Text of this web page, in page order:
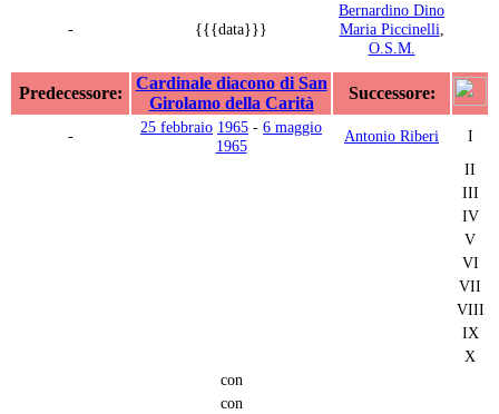
- {{{data}}}
Bernardino Dino
Maria Piccinelli,
O.S.M.
Predecessore:
Cardinale diacono di San
Girolamo della Carità
Successore:
- 25 febbraio 1965 - 6 maggio
1965
Antonio Riberi
I
II
III
IV
V
VI
VII
VIII
IX
X
con
con